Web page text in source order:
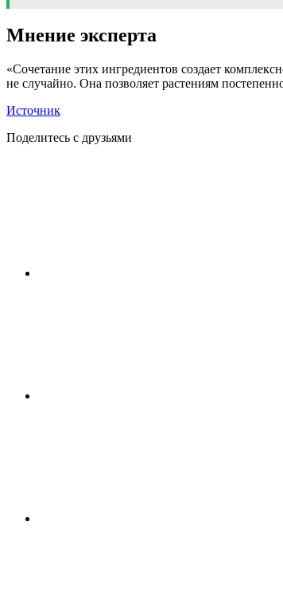
Мнение эксперта
«Сочетание этих ингредиентов создает
не случайно. Она позволяет растениям
Источник
Поделитесь с друзьями